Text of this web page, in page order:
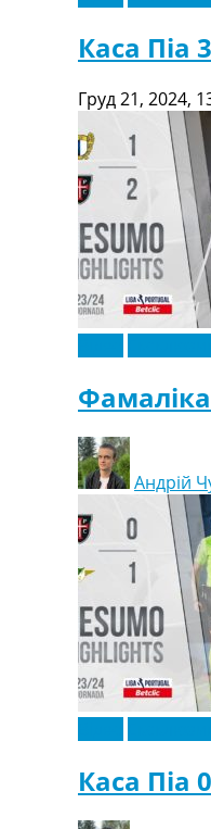
Каса Піа
Груд 21, 2024,
Андрій
Каса Піа